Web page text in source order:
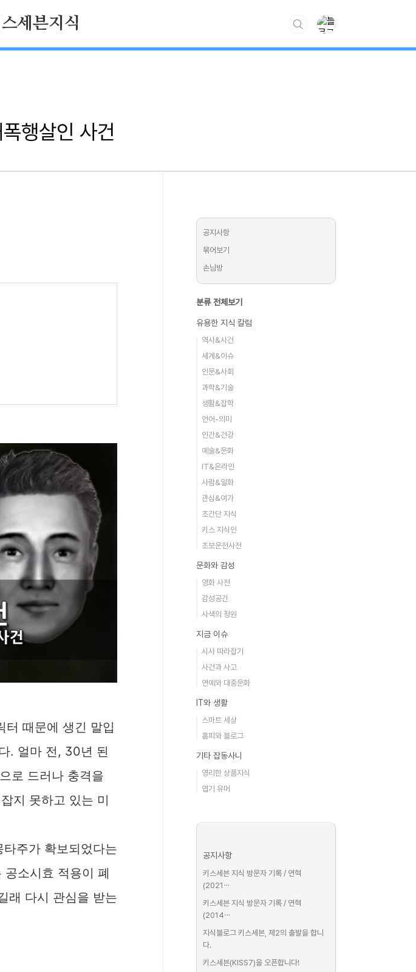
세븐지식
행살인 사건
터 때문에 생긴 말입
. 얼마 전, 30년 된
로 드러나 충격을
지 못하고 있는 미
주가 확보되었다는
소시효 적용이 폐
래 다시 관심을 받는
공지사항
묶어보기
손님방
분류 전체보기
유용한 지식 칼럼
역사&사건
세계&이슈
인문&사회
과학&기술
생활&잡학
언어-의미
인간&건강
예술&문화
IT&온라인
사람&일화
관심&여가
초간단 지식
키스 지식인
초보운전사전
문화와 감성
영화 사전
감성공간
사색의 정원
지금 이슈
시사 따라잡기
사건과 사고
연예와 대중문화
IT와 생활
스마트 세상
홈피와 블로그
기타 잡동사니
영리한 상품지식
엽기 유머
공지사항
키스세븐 지식 방문자 기록 / 연혁
(2021⋯
키스세븐 지식 방문자 기록 / 연혁
(2014⋯
지식블로그 키스세븐, 제2의 출발을 합니
다.
키스세븐(KISS7)을 오픈합니다!